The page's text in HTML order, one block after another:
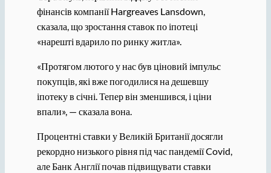
фінансів компанії Hargreaves Lansdown,
сказала, що зростання ставок по іпотеці
«нарешті вдарило по ринку житла».
«Протягом лютого у нас був ціновий імпульс
покупців, які вже погодилися на дешевшу
іпотеку в січні. Тепер він зменшився, і ціни
впали», — сказала вона.
Процентні ставки у Великій Британії досягли
рекордно низького рівня під час пандемії Covid,
але Банк Англії почав підвищувати ставки